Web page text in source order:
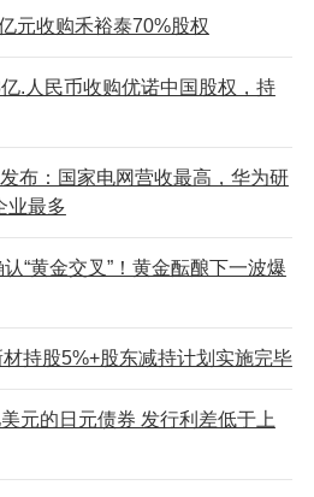
元收购禾裕泰70%股权
.人民币收购优诺中国股权，持
布：国家电网营收最高，华为研
业最多
“黄金交叉”！黄金酝酿下一波爆
持股5%+股东减持计划实施完毕
元的日元债券 发行利差低于上